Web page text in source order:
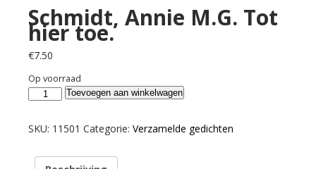
Schmidt, Annie M.G. Tot
hier toe.
€7.50
Op voorraad
Schmidt,
M.G.
hier
Toevoegen aan winkelwagen
SKU: 11501 Categorie: Verzamelde gedichten